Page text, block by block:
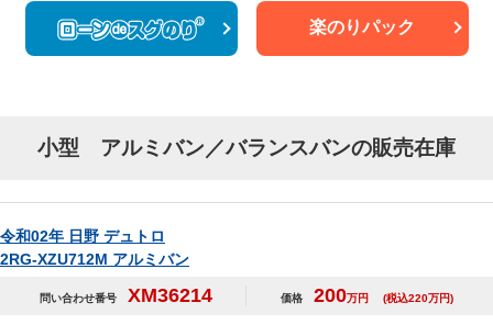
楽のりパック
小型 アルミバン／バランスバンの販売在庫
令和02年 日野 デュトロ
2RG-XZU712M アルミバン
問い合わせ番号 XM36214 価格 200万円 (税込220万円)